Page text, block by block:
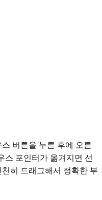
버튼을 누른 후에 오른
스 포인터가 옮겨지면 선
히 드래그해서 정확한 부